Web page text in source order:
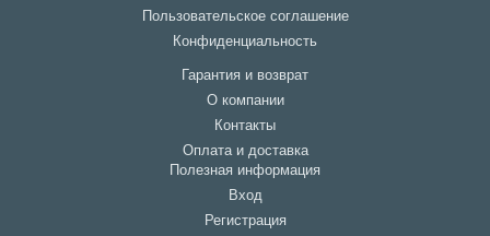
Пользовательское соглашение
Конфиденциальность
Гарантия и возврат
О компании
Контакты
Оплата и доставка
Полезная информация
Вход
Регистрация